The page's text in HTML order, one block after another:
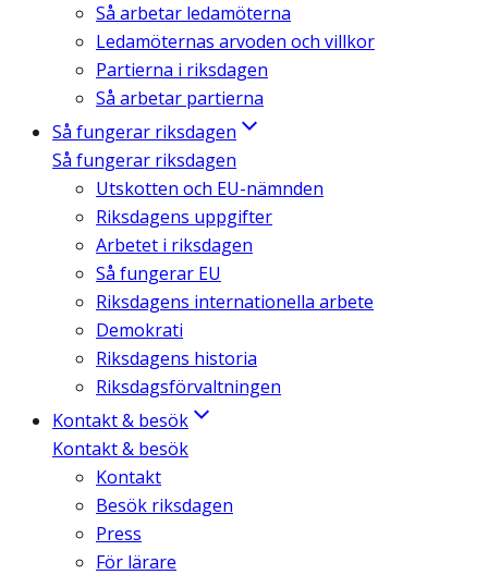
Så arbetar ledamöterna
Ledamöternas arvoden och villkor
Partierna i riksdagen
Så arbetar partierna
Så fungerar riksdagen
Så fungerar riksdagen
Utskotten och EU-nämnden
Riksdagens uppgifter
Arbetet i riksdagen
Så fungerar EU
Riksdagens internationella arbete
Demokrati
Riksdagens historia
Riksdagsförvaltningen
Kontakt & besök
Kontakt & besök
Kontakt
Besök riksdagen
Press
För lärare